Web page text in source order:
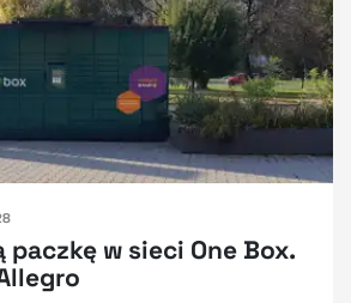
w sieci One Box.